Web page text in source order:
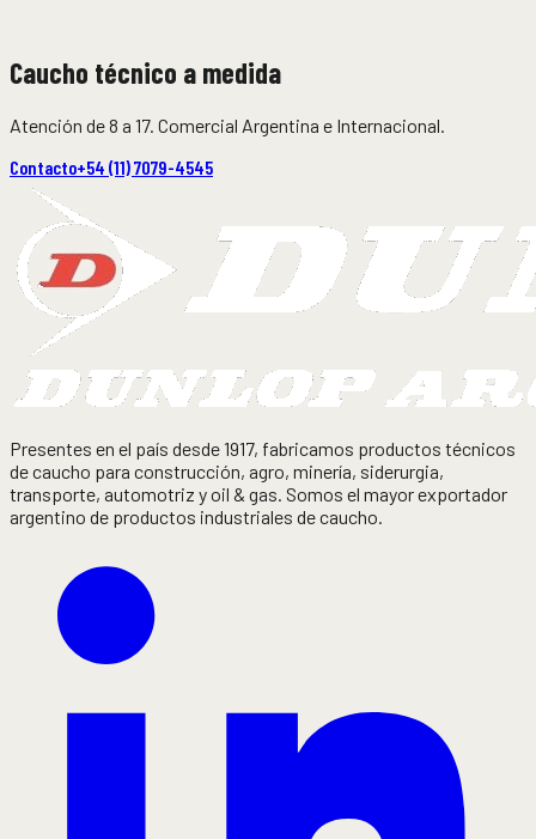
Caucho técnico a medida
Atención de 8 a 17. Comercial Argentina e Internacional.
Contacto+54 (11) 7079-4545
Presentes en el país desde 1917, fabricamos productos técnicos
de caucho para construcción, agro, minería, siderurgia,
transporte, automotriz y oil & gas. Somos el mayor exportador
argentino de productos industriales de caucho.